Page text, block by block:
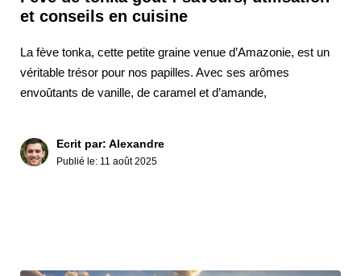
et conseils en cuisine
La fève tonka, cette petite graine venue d’Amazonie, est un
véritable trésor pour nos papilles. Avec ses arômes
envoûtants de vanille, de caramel et d’amande,
Ecrit par: Alexandre
Publié le: 11 août 2025